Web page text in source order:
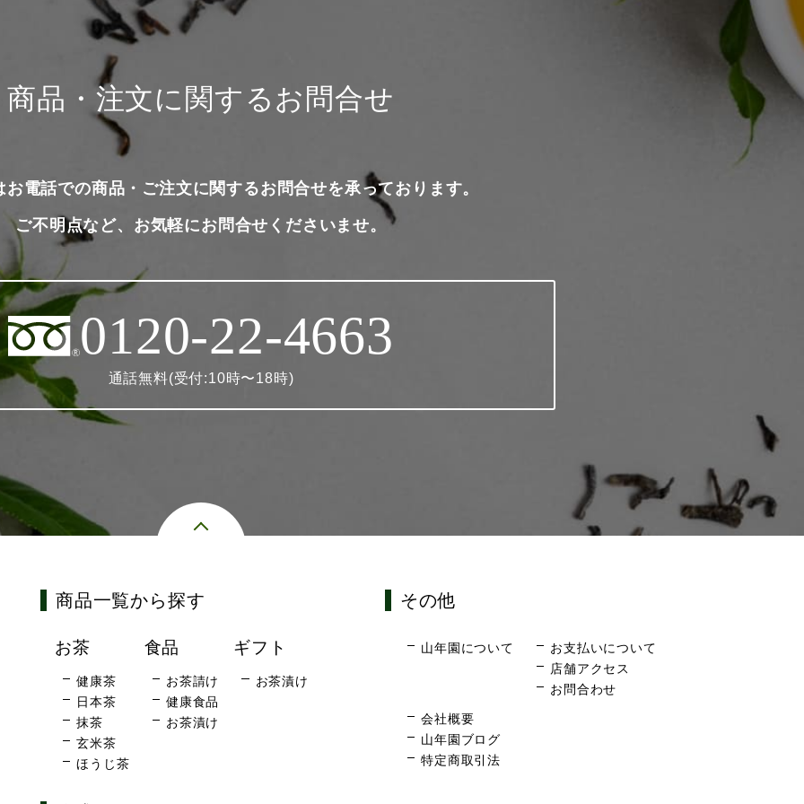
商品・注文に関するお問合せ
お電話での商品・ご注文に関するお問合せを承っております。
ご不明点など、お気軽にお問合せくださいませ。
0120-22-4663
通話無料(受付:10時〜18時)
商品一覧から探す
お茶
健康茶
日本茶
抹茶
玄米茶
ほうじ茶
食品
お茶請け
健康食品
お茶漬け
ギフト
お茶漬け
その他
山年園について
お支払いについて
店舗アクセス
お問合わせ
会社概要
山年園ブログ
特定商取引法